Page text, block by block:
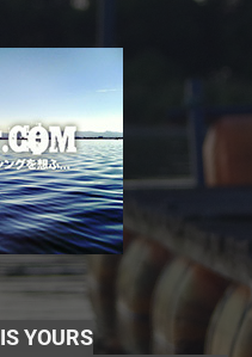
YOURS